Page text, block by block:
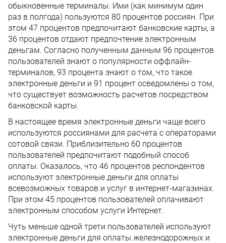
обыкновенные терминалы. Ими (как минимум один
раз в полгода) пользуются 80 процентов россиян. При
этом 47 процентов предпочитают банковские карты, а
36 процентов отдают предпочтение электронным
деньгам. Согласно полученным данным 96 процентов
пользователей знают о популярности оффлайн-
терминалов, 93 процента знают о том, что такое
электронные деньги и 91 процент осведомлены о том,
что существует возможность расчетов посредством
банковской карты.
В настоящее время электронные деньги чаще всего
используются россиянами для расчета с операторами
сотовой связи. Приблизительно 60 процентов
пользователей предпочитают подобный способ
оплаты. Оказалось, что 46 процентов респондентов
используют электронные деньги для оплаты
всевозможных товаров и услуг в интернет-магазинах.
При этом 45 процентов пользователей оплачивают
электронным способом услуги Интернет.
Чуть меньше одной трети пользователей используют
электронные деньги для оплаты железнодорожных и